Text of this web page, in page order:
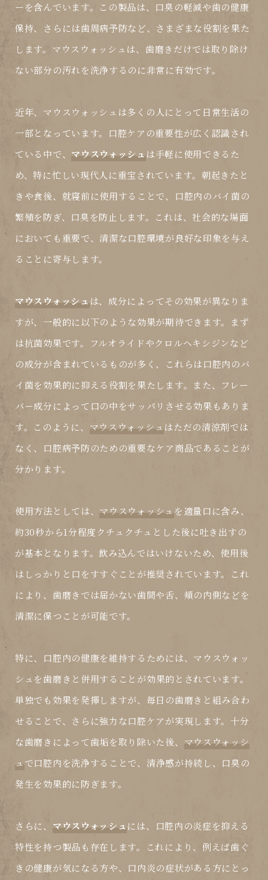
ーを含んでいます。この製品は、口臭の軽減や歯の健康
保持、さらには歯周病予防など、さまざまな役割を果た
します。 マウスウォッシュは、歯磨きだけでは取り除け
ない部分の汚れを洗浄するのに非常に有効です。
近年、 マウスウォッシュ は多くの人にとって日常生活の
一部となっています。口腔ケアの重要性が広く認識され
ている中で、 マウスウォッシュ は手軽に使用できるた
め、特に忙しい現代人に重宝されています。朝起きたと
きや食後、就寝前に使用することで、口腔内のバイ菌の
繁殖を防ぎ、口臭を防止します。これは、社会的な場面
においても重要で、清潔な口腔環境が良好な印象を与え
ることに寄与します。
マウスウォッシュ は、成分によってその効果が異なりま
すが、一般的に以下のような効果が期待できます。まず
は抗菌効果です。フルオライドやクロルヘキシジンなど
の成分が含まれているものが多く、これらは口腔内のバ
イ菌を効果的に抑える役割を果たします。また、フレー
バー成分によって口の中をサッパリさせる効果もありま
す。このように、 マウスウォッシュはただの清涼剤では
なく、口腔病予防のための重要なケア商品であることが
分かります。
使用方法としては、 マウスウォッシュ を適量口に含み、
約30秒から1分程度クチュクチュとした後に吐き出すの
が基本となります。飲み込んではいけないため、使用後
はしっかりと口をすすぐことが推奨されています。これ
により、歯磨きでは届かない歯間や舌、頬の内側などを
清潔に保つことが可能です。
特に、口腔内の健康を維持するためには、 マウスウォッ
シュを歯磨きと併用することが効果的とされています。
単独でも効果を発揮しますが、毎日の歯磨きと組み合わ
せることで、さらに強力な口腔ケアが実現します。十分
な歯磨きによって歯垢を取り除いた後、 マウスウォッシ
ュで口腔内を洗浄することで、清浄感が持続し、口臭の
発生を効果的に防ぎます。
さらに、 マウスウォッシュには、口腔内の炎症を抑える
特性を持つ製品も存在します。これにより、例えば歯ぐ
きの健康が気になる方や、口内炎の症状がある方にとっ